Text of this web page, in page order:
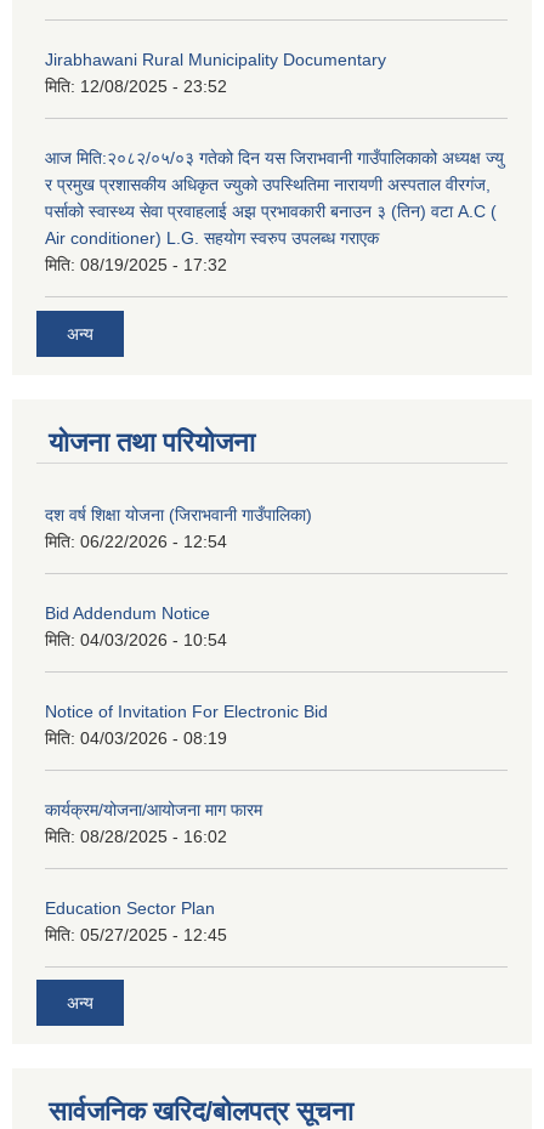
Jirabhawani Rural Municipality Documentary
मिति: 12/08/2025 - 23:52
आज मिति:२०८२/०५/०३ गतेको दिन यस जिराभवानी गाउँपालिकाको अध्यक्ष ज्यु
र प्रमुख प्रशासकीय अधिकृत ज्युको उपस्थितिमा नारायणी अस्पताल वीरगंज,
पर्साको स्वास्थ्य सेवा प्रवाहलाई अझ प्रभावकारी बनाउन ३ (तिन) वटा A.C (
Air conditioner) L.G. सहयाेग स्वरुप उपलब्ध गराएक
मिति: 08/19/2025 - 17:32
अन्य
योजना तथा परियोजना
दश वर्ष शिक्षा योजना (जिराभवानी गाउँपालिका)
मिति: 06/22/2026 - 12:54
Bid Addendum Notice
मिति: 04/03/2026 - 10:54
Notice of Invitation For Electronic Bid
मिति: 04/03/2026 - 08:19
कार्यक्रम/योजना/आयोजना माग फारम
मिति: 08/28/2025 - 16:02
Education Sector Plan
मिति: 05/27/2025 - 12:45
अन्य
सार्वजनिक खरिद/बोलपत्र सूचना